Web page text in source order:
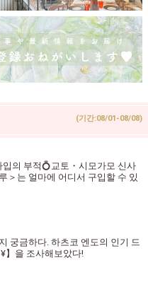
(기간:08/01-08/08)
입의 부적💍교토・시모가모 신사
＞는 얼마에 어디서 구입할 수 있
궁금하다. 하츠코 엔도의 인기 드
】을 조사해보았다!